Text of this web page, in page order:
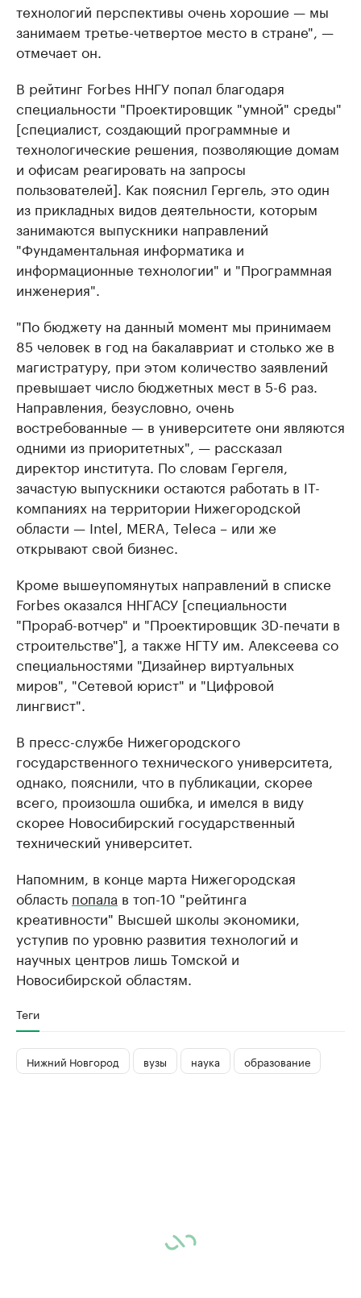
технологий перспективы очень хорошие — мы
занимаем третье-четвертое место в стране", —
отмечает он.
В рейтинг Forbes ННГУ попал благодаря
специальности "Проектировщик "умной" среды"
[cпециалист, создающий программные и
технологические решения, позволяющие домам
и офисам реагировать на запросы
пользователей]. Как пояснил Гергель, это один
из прикладных видов деятельности, которым
занимаются выпускники направлений
"Фундаментальная информатика и
информационные технологии" и "Программная
инженерия".
"По бюджету на данный момент мы принимаем
85 человек в год на бакалавриат и столько же в
магистратуру, при этом количество заявлений
превышает число бюджетных мест в 5-6 раз.
Направления, безусловно, очень
востребованные — в университете они являются
одними из приоритетных", — рассказал
директор института. По словам Гергеля,
зачастую выпускники остаются работать в IT-
компаниях на территории Нижегородской
области — Intel, MERA, Teleca – или же
открывают свой бизнес.
Кроме вышеупомянутых направлений в спиcке
Forbes оказался ННГАСУ [специальности
"Прораб-вотчер" и "Проектировщик 3D-печати в
строительстве"], а также НГТУ им. Алексеева со
специальностями "Дизайнер виртуальных
миров", "Сетевой юрист" и "Цифровой
лингвист".
В пресс-службе Нижегородского
государственного технического университета,
однако, пояснили, что в публикации, скорее
всего, произошла ошибка, и имелся в виду
скорее Новосибирский государственный
технический университет.
Напомним, в конце марта Нижегородская
область попала в топ-10 "рейтинга
креативности" Высшей школы экономики,
уступив по уровню развития технологий и
научных центров лишь Томской и
Новосибирской областям.
Теги
Нижний Новгород вузы наука образование